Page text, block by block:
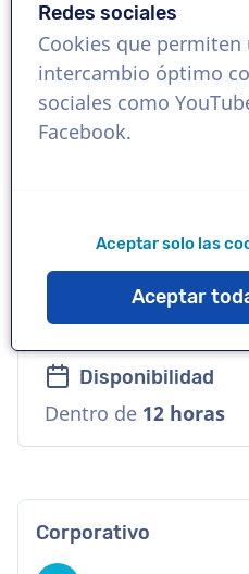
Idioma
Italiano
Referencias
Voz
Comercial, Joven,
Versátil
Disponibilidad
Dentro de 12 horas
Corporativo
Redes sociales
Cookies que permiten
intercambio óptimo
sociales como
Facebook.
Aceptar solo las
Aceptar